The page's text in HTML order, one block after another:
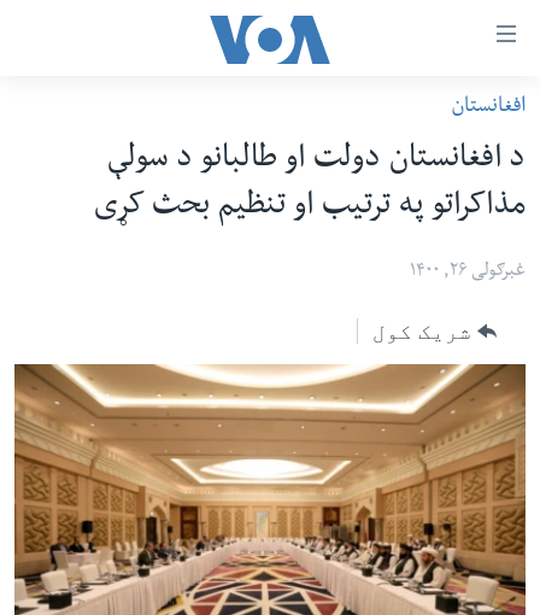
رسي
وړ
اتصالات
متن
شئ
عمومي
لارښود
ته
لاړ
شئ
لټون
سیمه
امریکا
ښځې او نجونې
ځوانان
د بیان ازادي
روغتیا
سرمقاله
له مونږ سره په تماس کې پاتې شئ
افغانستان
د افغانستان دولت او طالبانو د سولې
مذاکراتو په ترتیب او تنظیم بحث کړی
غبرګولی ۲۶, ۱۴۰۰
شریک کول